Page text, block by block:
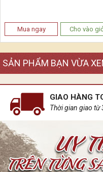
Mua ngay Cho vào
SẢN PHẨM BẠN VỪA
GIAO HÀNG
Thời gian giao từ